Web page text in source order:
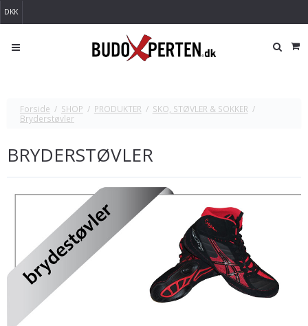
DKK
Forside / SHOP / PRODUKTER / SKO, STØVLER & SOKKER /
Bryderstøvler
BRYDERSTØVLER